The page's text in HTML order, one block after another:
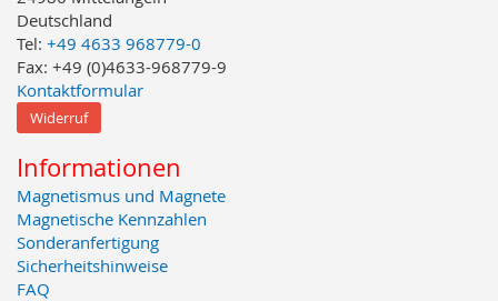
Deutschland
Tel: +49 4633 968779-0
Fax: +49 (0)4633-968779-9
Kontaktformular
Widerruf
Informationen
Magnetismus und Magnete
Magnetische Kennzahlen
Sonderanfertigung
Sicherheitshinweise
FAQ